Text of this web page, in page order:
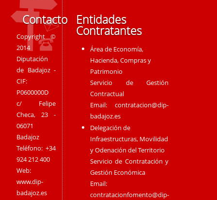
Contacto
Copyright ©
2014
Diputación
de Badajoz -
CIF:
P0600000D
c/ Felipe
Checa, 23 -
06071
Badajoz
Teléfono: +34
924 212 400
Web:
www.dip-
badajoz.es
Entidades
Contratantes
Área de Economía,
Hacienda, Compras y
Patrimonio
Servicio de Gestión
Contractual
Email:contratacion@dip-
badajoz.es
Delegación de
Infraestructuras, Movilidad
y Odenación del Territorio
Servicio de Contratación y
Gestión Económica
Email:
contratacionfomento@dip-